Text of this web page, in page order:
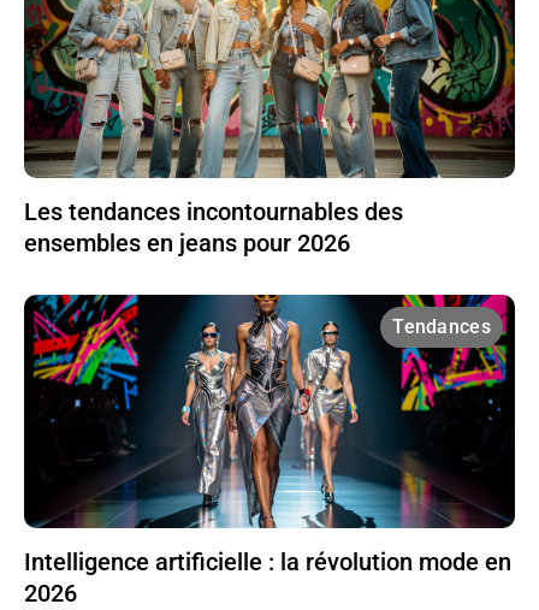
Les tendances incontournables des
ensembles en jeans pour 2026
Tendances
Intelligence artificielle : la révolution mode en
2026